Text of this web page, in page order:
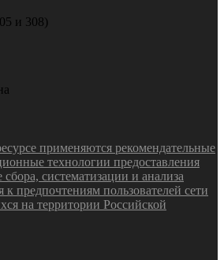
и 308)
применяются рекомендательные
технологии предоставления
систематизации и анализа
предпочтениям пользователей сети
на территории Российской